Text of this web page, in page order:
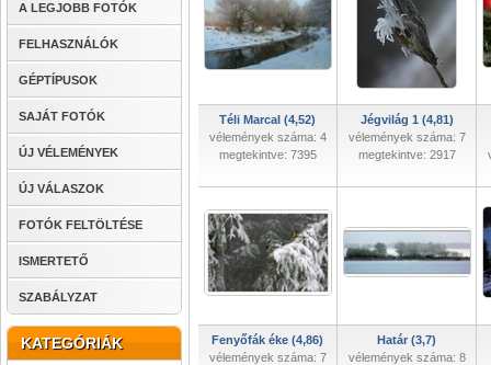
A LEGJOBB FOTÓK
FELHASZNÁLÓK
GÉPTÍPUSOK
SAJÁT FOTÓK
ÚJ VÉLEMÉNYEK
ÚJ VÁLASZOK
FOTÓK FELTÖLTÉSE
ISMERTETŐ
SZABÁLYZAT
KATEGÓRIÁK
Téli Marcal (4,52)
vélemények száma: 4
megtekintve: 7395
Jégvilág 1 (4,81)
vélemények száma: 7
megtekintve: 2917
Fenyőfák éke (4,86)
vélemények száma: 7
Határ (3,7)
vélemények száma: 8